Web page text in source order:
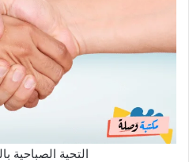
التحية الصباحية